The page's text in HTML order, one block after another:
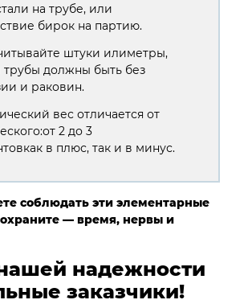
на трубе, или
бирок на партию.
штуки илиметры,
трубы должны быть без
и раковин.
вес отличается от
2 до 3
в плюс, так и в минус.
соблюдать эти элементарные
— время, нервы и
надежности
заказчики!